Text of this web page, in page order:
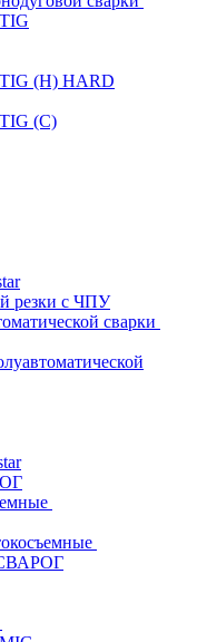
(H) HARD
(С)
резки с ЧПУ
сварки